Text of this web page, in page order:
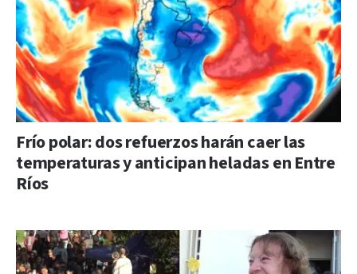
Frío polar: dos refuerzos harán caer las
temperaturas y anticipan heladas en Entre
Ríos